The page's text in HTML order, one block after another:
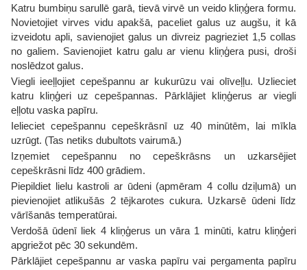
Katru bumbiņu sarullē garā, tievā virvē un veido kliņģera formu.
Novietojiet virves vidu apakšā, paceliet galus uz augšu, it kā
izveidotu apli, savienojiet galus un divreiz pagrieziet 1,5 collas
no galiem. Savienojiet katru galu ar vienu kliņģera pusi, droši
noslēdzot galus.
Viegli ieeļļojiet cepešpannu ar kukurūzu vai olīveļļu. Uzlieciet
katru kliņģeri uz cepešpannas. Pārklājiet kliņģerus ar viegli
eļļotu vaska papīru.
Ielieciet cepešpannu cepeškrāsnī uz 40 minūtēm, lai mīkla
uzrūgt. (Tas netiks dubultots vairumā.)
Izņemiet cepešpannu no cepeškrāsns un uzkarsējiet
cepeškrāsni līdz 400 grādiem.
Piepildiet lielu kastroli ar ūdeni (apmēram 4 collu dziļumā) un
pievienojiet atlikušās 2 tējkarotes cukura. Uzkarsē ūdeni līdz
vārīšanās temperatūrai.
Verdošā ūdenī liek 4 kliņģerus un vāra 1 minūti, katru kliņģeri
apgriežot pēc 30 sekundēm.
Pārklājiet cepešpannu ar vaska papīru vai pergamenta papīru